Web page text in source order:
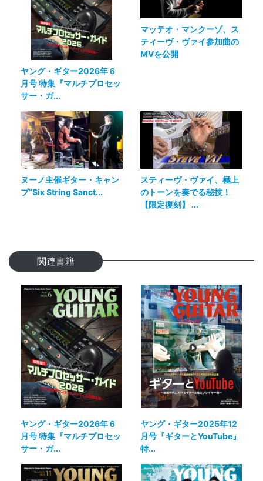
ヤング・ギター2026年６
月号 特集『マルチプロセッ
サー・ガ...
マッテオ・マンクーゾ、ス
ティーヴ・ヴァイ参加曲の
MVを公開
ヌーノ主催ギター・キャン
プ“Six String Sanct...
スティーヴ・ヴァイ、極上
のトーンを奏でる秘技！
【限定復刻】 ...
関連書籍
ヤング・ギター2026年６
月号 特集『マルチプロセッ
サー・ガ...
ヤング・ギター2025年12
月号『ギターとYouTube』
特...